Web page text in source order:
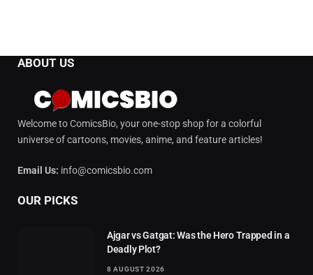
ABOUT US
Welcome to ComicsBio, your one-stop shop for a colorful
universe of cartoons, movies, anime, and feature articles!
Email Us: info@comicsbio.com
OUR PICKS
Ajgar vs Gatgat: Was the Hero Trapped in a
Deadly Plot?
8 AUGUST 2026